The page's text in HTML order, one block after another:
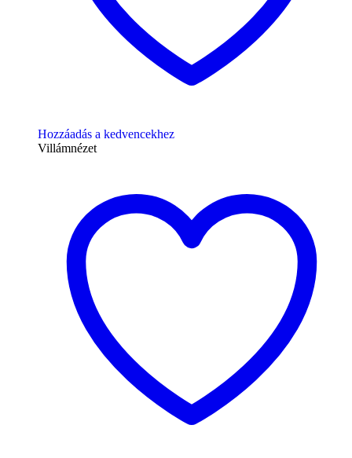
Hozzáadás a kedvencekhez
Villámnézet